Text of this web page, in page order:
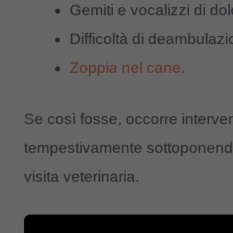
Gemiti e vocalizzi di
Difficoltà di
Zoppia nel cane.
Se così fosse, occorre
tempestivamente
visita veterinaria.